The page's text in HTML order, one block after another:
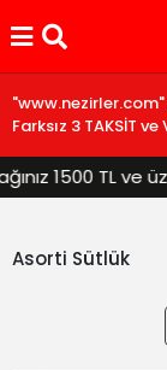
"www.nezirler.com"
Farksız 3 TAKSİT
1500 TL ve
Asorti Sütlük